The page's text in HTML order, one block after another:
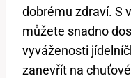
dobrému zdraví. S
můžete snadno
vyváženosti
zanevřít na